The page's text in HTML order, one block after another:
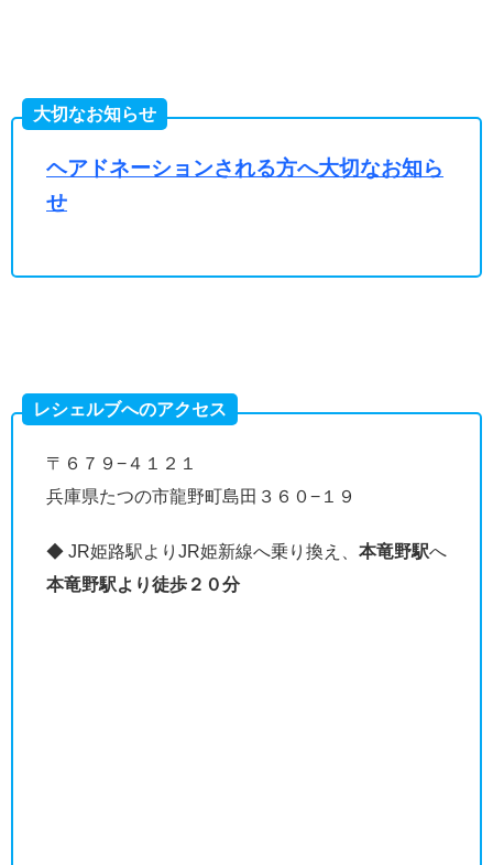
大切なお知らせ
ヘアドネーションされる方へ大切なお知ら
せ
レシェルブへのアクセス
〒６７９−４１２１
兵庫県たつの市龍野町島田３６０−１９
◆ JR姫路駅よりJR姫新線へ乗り換え、 本竜野駅へ
本竜野駅より徒歩２０分